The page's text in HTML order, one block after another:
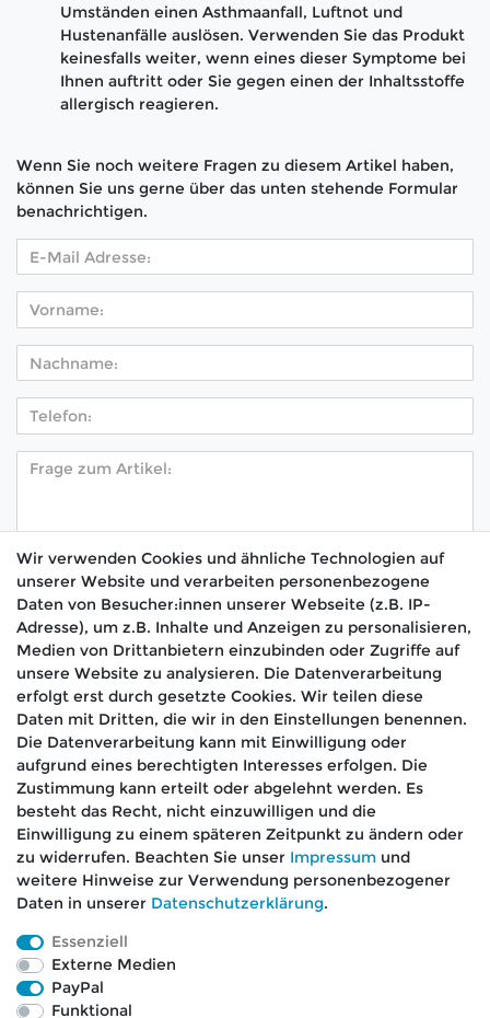
Umständen einen Asthmaanfall, Luftnot und
Hustenanfälle auslösen. Verwenden Sie das Produkt
keinesfalls weiter, wenn eines dieser Symptome bei
Ihnen auftritt oder Sie gegen einen der Inhaltsstoffe
allergisch reagieren.
Wenn Sie noch weitere Fragen zu diesem Artikel haben,
können Sie uns gerne über das unten stehende Formular
benachrichtigen.
Hiermit bestätige ich, dass ich dieDaten­schutz­
erklärung gelesen habe. *
Absenden
🚚 Schneller Versand
📦 Kostenloser Versand ab 75 €
📞 Kostenlose Beratung per Telefon &
WhatsApp
Impressum
Wir verwenden Cookies und ähnliche Technologien auf
unserer Website und verarbeiten personenbezogene
Daten von Besucher:innen unserer Webseite (z.B. IP-
Adresse), um z.B. Inhalte und Anzeigen zu personalisieren,
Medien von Drittanbietern einzubinden oder Zugriffe auf
unsere Website zu analysieren. Die Datenverarbeitung
erfolgt erst durch gesetzte Cookies. Wir teilen diese
Daten mit Dritten, die wir in den Einstellungen benennen.
Die Datenverarbeitung kann mit Einwilligung oder
aufgrund eines berechtigten Interesses erfolgen. Die
Zustimmung kann erteilt oder abgelehnt werden. Es
besteht das Recht, nicht einzuwilligen und die
Einwilligung zu einem späteren Zeitpunkt zu ändern oder
zu widerrufen. Beachten Sie unser Impressum und
weitere Hinweise zur Verwendung personenbezogener
Daten in unserer Daten­schutz­erklärung.
Essenziell
Externe Medien
PayPal
Funktional